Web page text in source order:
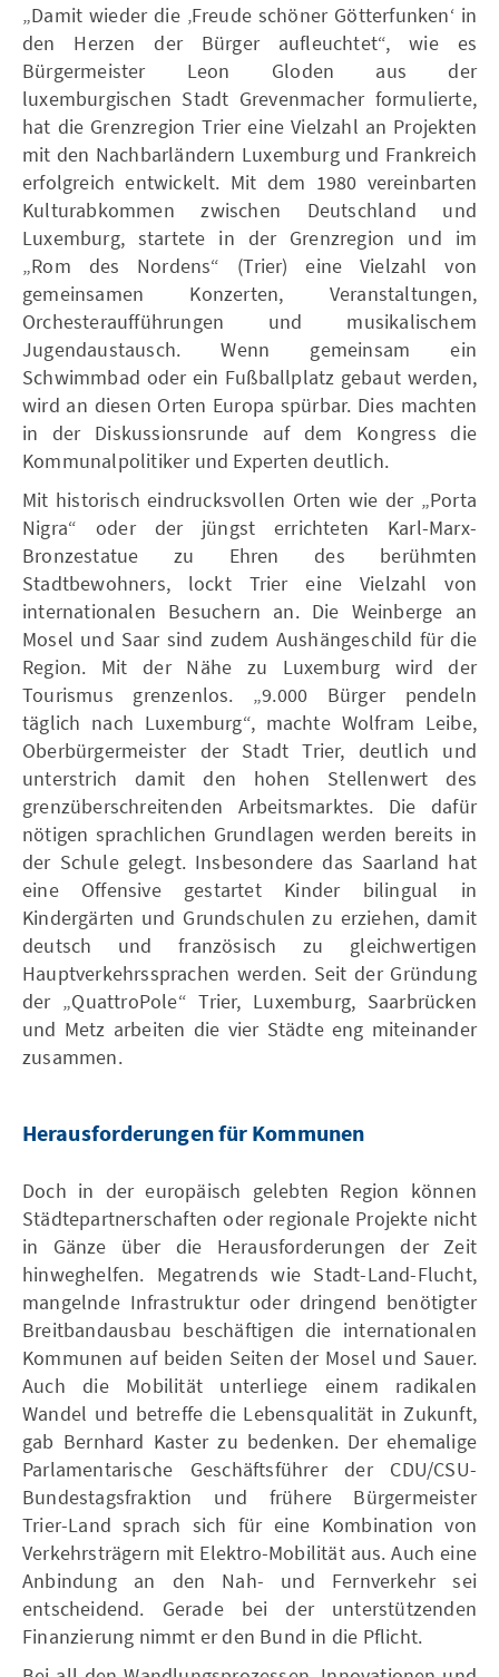
„Damit wieder die ‚Freude schöner Götterfunken‘ in
den Herzen der Bürger aufleuchtet“, wie es
Bürgermeister Leon Gloden aus der
luxemburgischen Stadt Grevenmacher formulierte,
hat die Grenzregion Trier eine Vielzahl an Projekten
mit den Nachbarländern Luxemburg und Frankreich
erfolgreich entwickelt. Mit dem 1980 vereinbarten
Kulturabkommen zwischen Deutschland und
Luxemburg, startete in der Grenzregion und im
„Rom des Nordens“ (Trier) eine Vielzahl von
gemeinsamen Konzerten, Veranstaltungen,
Orchesteraufführungen und musikalischem
Jugendaustausch. Wenn gemeinsam ein
Schwimmbad oder ein Fußballplatz gebaut werden,
wird an diesen Orten Europa spürbar. Dies machten
in der Diskussionsrunde auf dem Kongress die
Kommunalpolitiker und Experten deutlich.
Mit historisch eindrucksvollen Orten wie der „Porta
Nigra“ oder der jüngst errichteten Karl-Marx-
Bronzestatue zu Ehren des berühmten
Stadtbewohners, lockt Trier eine Vielzahl von
internationalen Besuchern an. Die Weinberge an
Mosel und Saar sind zudem Aushängeschild für die
Region. Mit der Nähe zu Luxemburg wird der
Tourismus grenzenlos. „9.000 Bürger pendeln
täglich nach Luxemburg“, machte Wolfram Leibe,
Oberbürgermeister der Stadt Trier, deutlich und
unterstrich damit den hohen Stellenwert des
grenzüberschreitenden Arbeitsmarktes. Die dafür
nötigen sprachlichen Grundlagen werden bereits in
der Schule gelegt. Insbesondere das Saarland hat
eine Offensive gestartet Kinder bilingual in
Kindergärten und Grundschulen zu erziehen, damit
deutsch und französisch zu gleichwertigen
Hauptverkehrssprachen werden. Seit der Gründung
der „QuattroPole“ Trier, Luxemburg, Saarbrücken
und Metz arbeiten die vier Städte eng miteinander
zusammen.
Herausforderungen für Kommunen
Doch in der europäisch gelebten Region können
Städtepartnerschaften oder regionale Projekte nicht
in Gänze über die Herausforderungen der Zeit
hinweghelfen. Megatrends wie Stadt-Land-Flucht,
mangelnde Infrastruktur oder dringend benötigter
Breitbandausbau beschäftigen die internationalen
Kommunen auf beiden Seiten der Mosel und Sauer.
Auch die Mobilität unterliege einem radikalen
Wandel und betreffe die Lebensqualität in Zukunft,
gab Bernhard Kaster zu bedenken. Der ehemalige
Parlamentarische Geschäftsführer der CDU/CSU-
Bundestagsfraktion und frühere Bürgermeister
Trier-Land sprach sich für eine Kombination von
Verkehrsträgern mit Elektro-Mobilität aus. Auch eine
Anbindung an den Nah- und Fernverkehr sei
entscheidend. Gerade bei der unterstützenden
Finanzierung nimmt er den Bund in die Pflicht.